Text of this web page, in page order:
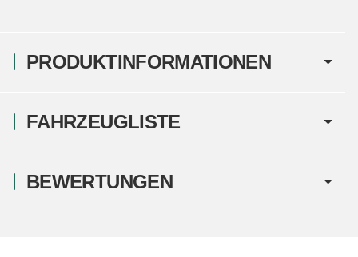
PRODUKTINFORMATIONEN
FAHRZEUGLISTE
BEWERTUNGEN